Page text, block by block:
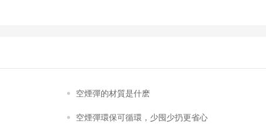
空煙彈的材質是什麽
空煙彈環保可循環，少囤少扔更省心